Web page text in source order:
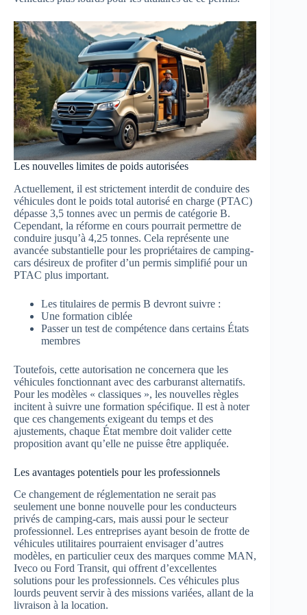
Les nouvelles limites de poids autorisées
Actuellement, il est strictement interdit de conduire des
véhicules dont le poids total autorisé en charge (PTAC)
dépasse 3,5 tonnes avec un permis de catégorie B.
Cependant, la réforme en cours pourrait permettre de
conduire jusqu’à 4,25 tonnes. Cela représente une
avancée substantielle pour les propriétaires de camping-
cars désireux de profiter d’un permis simplifié pour un
PTAC plus important.
Les titulaires de permis B devront suivre :
Une formation ciblée
Passer un test de compétence dans certains États
membres
Toutefois, cette autorisation ne concernera que les
véhicules fonctionnant avec des carburanst alternatifs.
Pour les modèles « classiques », les nouvelles règles
incitent à suivre une formation spécifique. Il est à noter
que ces changements exigeant du temps et des
ajustements, chaque État membre doit valider cette
proposition avant qu’elle ne puisse être appliquée.
Les avantages potentiels pour les professionnels
Ce changement de réglementation ne serait pas
seulement une bonne nouvelle pour les conducteurs
privés de camping-cars, mais aussi pour le secteur
professionnel. Les entreprises ayant besoin de frotte de
véhicules utilitaires pourraient envisager d’autres
modèles, en particulier ceux des marques comme MAN,
Iveco ou Ford Transit, qui offrent d’excellentes
solutions pour les professionnels. Ces véhicules plus
lourds peuvent servir à des missions variées, allant de la
livraison à la location.